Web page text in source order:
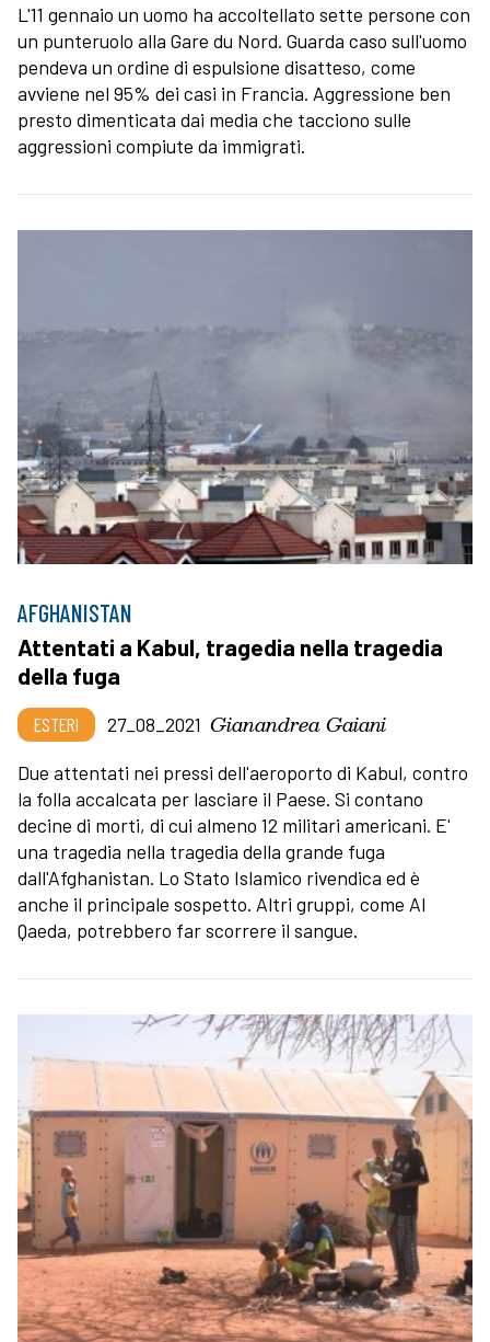
L'11 gennaio un uomo ha accoltellato sette persone con
un punteruolo alla Gare du Nord. Guarda caso sull'uomo
pendeva un ordine di espulsione disatteso, come
avviene nel 95% dei casi in Francia. Aggressione ben
presto dimenticata dai media che tacciono sulle
aggressioni compiute da immigrati.
AFGHANISTAN
Attentati a Kabul, tragedia nella tragedia
della fuga
ESTERI 27_08_2021 Gianandrea Gaiani
Due attentati nei pressi dell'aeroporto di Kabul, contro
la folla accalcata per lasciare il Paese. Si contano
decine di morti, di cui almeno 12 militari americani. E'
una tragedia nella tragedia della grande fuga
dall'Afghanistan. Lo Stato Islamico rivendica ed è
anche il principale sospetto. Altri gruppi, come Al
Qaeda, potrebbero far scorrere il sangue.